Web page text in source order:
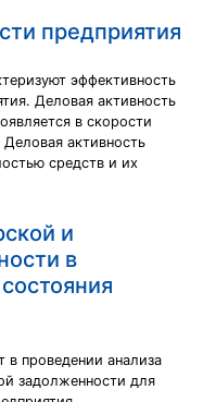
предприятия
эффективность
Деловая активность
в скорости
активность
средств и их
и
в
в проведении анализа
задолженности для